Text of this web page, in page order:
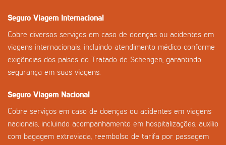
Seguro Viagem Internacional
Cobre diversos serviços em caso de doenças ou acidentes em
viagens internacionais, incluindo atendimento médico conforme
exigências dos países do Tratado de Schengen, garantindo
segurança em suas viagens.
Seguro Viagem Nacional
Cobre serviços em caso de doenças ou acidentes em viagens
nacionais, incluindo acompanhamento em hospitalizações, auxílio
com bagagem extraviada, reembolso de tarifa por passagem